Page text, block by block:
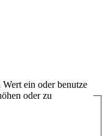
ein oder benutze
oder zu